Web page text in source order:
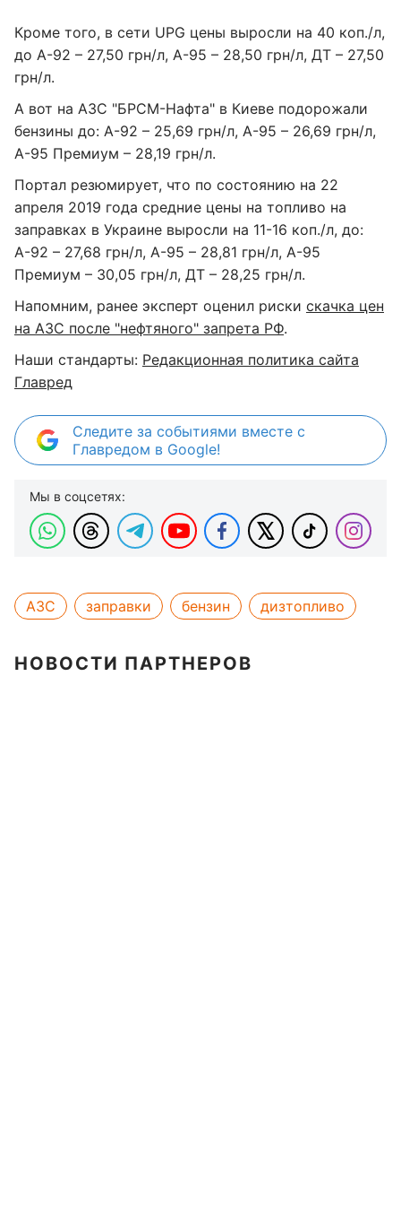
Кроме того, в сети UPG цены выросли на 40 коп./л,
до А-92 – 27,50 грн/л, А-95 – 28,50 грн/л, ДТ – 27,50
грн/л.
А вот на АЗС "БРСМ-Нафта" в Киеве подорожали
бензины до: А-92 – 25,69 грн/л, А-95 – 26,69 грн/л,
А-95 Премиум – 28,19 грн/л.
Портал резюмирует, что по состоянию на 22
апреля 2019 года средние цены на топливо на
заправках в Украине выросли на 11-16 коп./л, до:
А-92 – 27,68 грн/л, А-95 – 28,81 грн/л, А-95
Премиум – 30,05 грн/л, ДТ – 28,25 грн/л.
Напомним, ранее эксперт оценил риски скачка цен
на АЗС после "нефтяного" запрета РФ.
Наши стандарты: Редакционная политика сайта
Главред
Следите за событиями вместе с
Главредом в Google!
Мы в соцсетях:
АЗС заправки бензин дизтопливо
НОВОСТИ ПАРТНЕРОВ